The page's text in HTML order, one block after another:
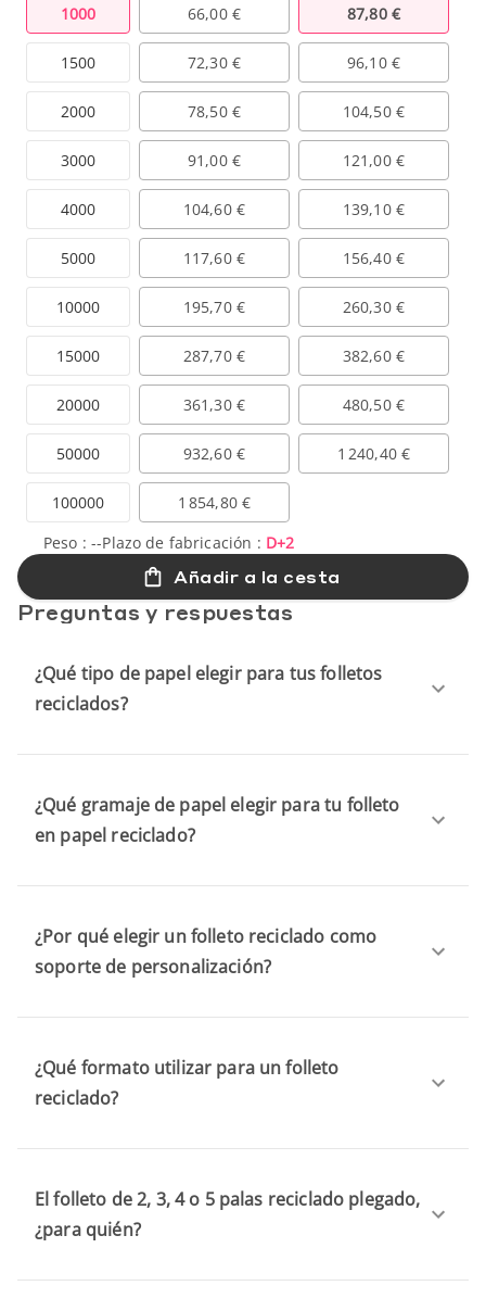
1000
1500
2000
3000
4000
5000
10000
15000
20000
50000
100000
66,00 € 87,80 €
72,30 € 96,10 €
78,50 € 104,50 €
91,00 € 121,00 €
104,60 € 139,10 €
117,60 € 156,40 €
195,70 € 260,30 €
287,70 € 382,60 €
361,30 € 480,50 €
932,60 € 1 240,40 €
1 854,80 €
Peso :--Plazo de fabricación : D+2
Añadir a la cesta
Preguntas y respuestas
¿Qué tipo de papel elegir para tus folletos
reciclados?
¿Qué gramaje de papel elegir para tu folleto
en papel reciclado?
¿Por qué elegir un folleto reciclado como
soporte de personalización?
¿Qué formato utilizar para un folleto
reciclado?
El folleto de 2, 3, 4 o 5 palas reciclado plegado,
¿para quién?